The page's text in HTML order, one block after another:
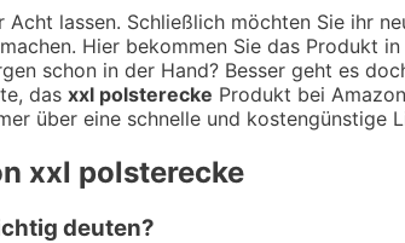
lassen. Schließlich möchten Sie ihr
Hier bekommen Sie das Produkt
schon in der Hand? Besser geht es
das xxl polsterecke Produkt bei
über eine schnelle und kostengünstige
xxl polsterecke
deuten?